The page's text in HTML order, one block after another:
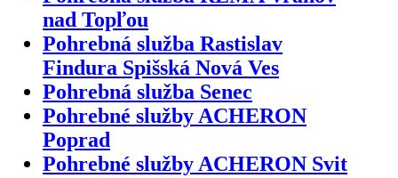
nad Topľou
Pohrebná služba Rastislav
Findura Spišská Nová Ves
Pohrebná služba Senec
Pohrebné služby ACHERON
Poprad
Pohrebné služby ACHERON Svit